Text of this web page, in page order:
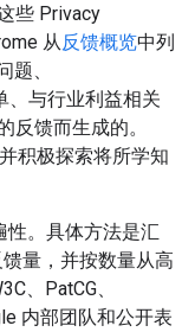
些 Privacy
从 反馈概览中列
题、
、与行业利益相关
反馈而生成的。
积极探索将所学知
性。具体方法是汇
量，并按数量从高
、PatCG、
内部团队和公开表